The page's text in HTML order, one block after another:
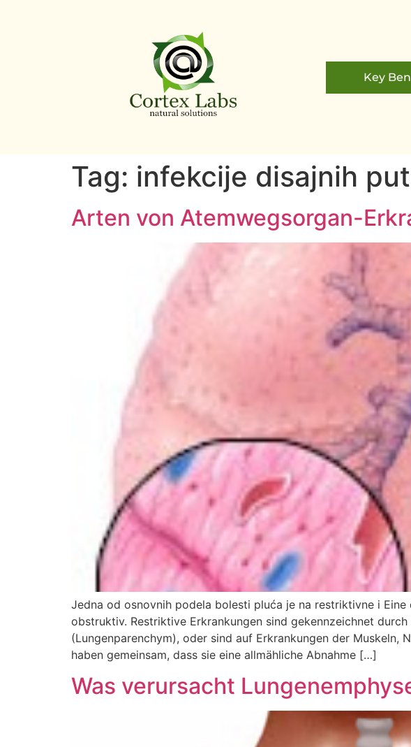
Key
Tag: infekcije disajnih
Arten von Atemwegsorgan-
Jedna od osnovnih podela bolesti pluća je na restriktivne i
obstruktiv. Restriktive Erkrankungen sind gekennzeichnet
(Lungenparenchym), oder sind auf Erkrankungen der Muskeln,
haben gemeinsam, dass sie eine allmähliche Abnahme […]
Was verursacht